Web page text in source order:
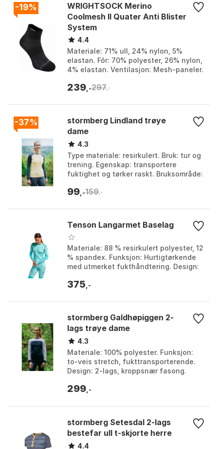
-19%
WRIGHTSOCK Merino
Coolmesh II Quater Anti Blister
System
4.4
Materiale: 71% ull, 24% nylon, 5%
elastan. Fôr: 70% polyester, 26% nylon,
4% elastan. Ventilasjon: Mesh-paneler.
hælen. ...
239 ,-297 ,-
-37%
stormberg Lindland trøye
dame
4.3
Type materiale: resirkulert. Bruk: tur og
trening. Egenskap: transportere
fuktighet og tørker raskt. Bruksområde:
3. S...
99 ,-159 ,-
Tenson Langarmet Baselag
Materiale: 88 % resirkulert polyester, 12
% spandex. Funksjon: Hurtigtørkende
med utmerket fukthåndtering. Design:
for å un...
375 ,-
stormberg Galdhøpiggen 2-
lags trøye dame
4.3
Materiale: 100% polyester. Funksjon:
to-veis stretch, fukttransporterende.
Design: 2-lags, kroppsnær fasong.
Farge: Farg...
299 ,-
stormberg Setesdal 2-lags
bestefar ull t-skjorte herre
4.4